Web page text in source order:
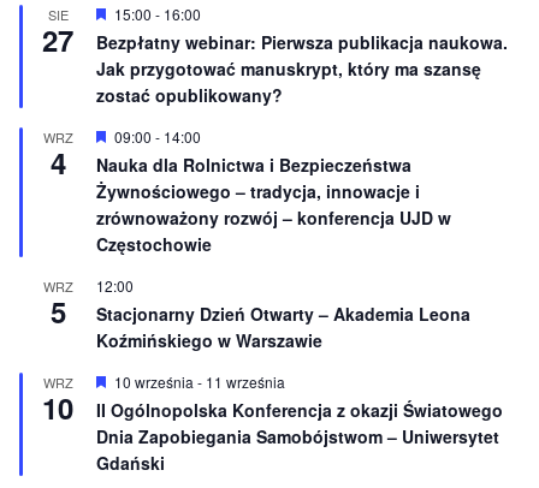
n
o
n
e
SIE
27
W
r
ó
ż
n
i
o
n
e
15:00 - 16:00
Bezpłatny webinar: Pierwsza publikacja naukowa.
Jak przygotować manuskrypt, który ma szansę
zostać opublikowany?
WRZ
4
W
r
ó
ż
n
i
n
e
09:00 - 14:00
Nauka dla Rolnictwa i Bezpieczeństwa
Żywnościowego – tradycja, innowacje i
zrównoważony rozwój – konferencja UJD w
Częstochowie
WRZ
5
12:00
Stacjonarny Dzień Otwarty – Akademia Leona
Koźmińskiego w Warszawie
WRZ
10
W
y
r
ó
ż
n
10 września - 11 września
II Ogólnopolska Konferencja z okazji Światowego
Dnia Zapobiegania Samobójstwom – Uniwersytet
Gdański